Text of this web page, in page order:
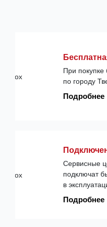
При покупке
по городу
Подробнее
Сервисные
подключат
в
Подробнее